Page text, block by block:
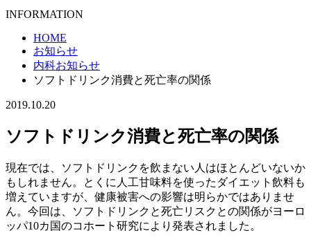
INFORMATION
HOME
お知らせ
内科お知らせ
ソフトドリンク消費と死亡率の関係
2019.10.20
ソフトドリンク消費と死亡率の関係
現在では、ソフトドリンクを飲まない人はほとんどいないか
もしれません。とくに人工甘味料を使ったダイエット飲料も
増えていますが、健康被害への影響は明らかではありませ
ん。今回は、ソフトドリンクと死亡リスクとの関係がヨーロ
ッパ10カ国のコホート研究により発表されました。